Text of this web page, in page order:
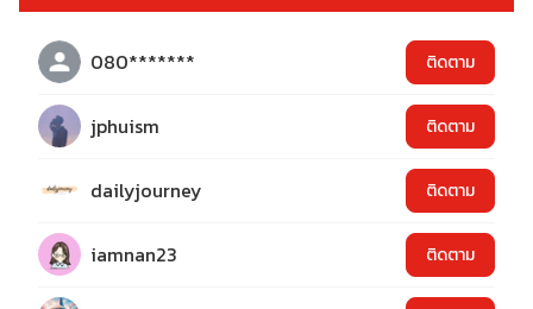
080******* ติดตาม
jphuism ติดตาม
dailyjourney ติดตาม
iamnan23 ติดตาม